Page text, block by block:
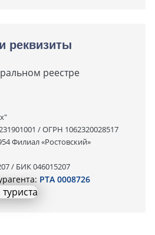
реквизиты
реестре
/ ОГРН 1062320028517
Филиал «Ростовский»
/ БИК 046015207
РТА 0008726